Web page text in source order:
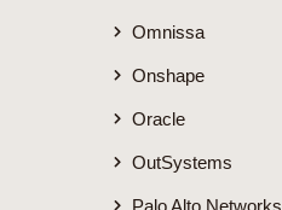
Omnissa
Onshape
Oracle
OutSystems
Palo Alto Networks